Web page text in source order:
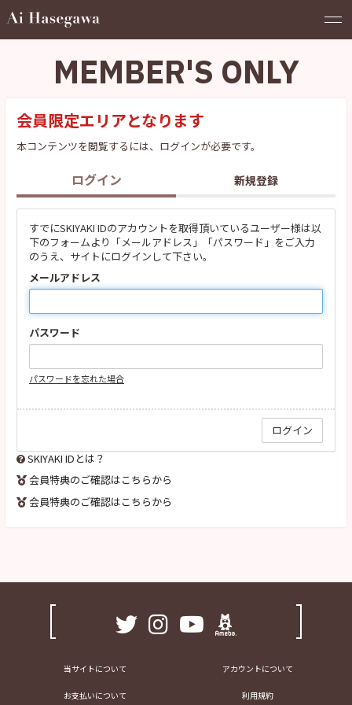
MEMBER'S ONLY
会員限定エリアとなります
本コンテンツを閲覧するには、ログインが必要です。
ログイン 新規登録
すでにSKIYAKI IDのアカウントを取得頂いているユーザー様は以
下のフォームより「メールアドレス」「パスワード」をご入力
のうえ、サイトにログインして下さい。
メールアドレス
パスワード
パスワードを忘れた場合
SKIYAKI IDとは？
会員特典のご確認はこちらから
会員特典のご確認はこちらから
当サイトについて アカウントについて
お支払いについて 利用規約